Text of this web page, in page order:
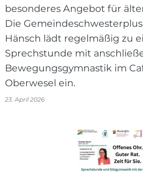
besonderes Angebot für
Die
Hänsch lädt regelmäßig zu
Sprechstunde mit
Bewegungsgymnastik im
Oberwesel ein.
23. April 2026